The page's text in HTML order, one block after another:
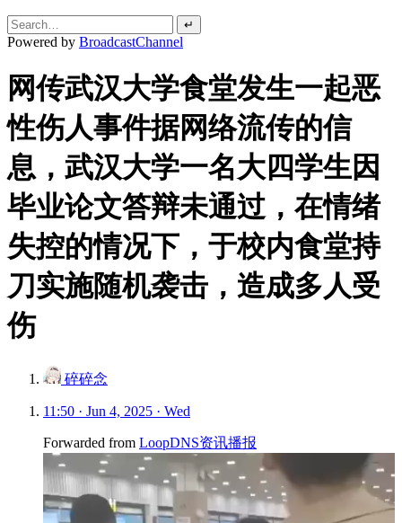
↵
Powered by BroadcastChannel
网传武汉大学食堂发生一起恶
性伤人事件据网络流传的信
息，武汉大学一名大四学生因
毕业论文答辩未通过，在情绪
失控的情况下，于校内食堂持
刀实施随机袭击，造成多人受
伤
碎碎念
11:50 · Jun 4, 2025 · Wed
Forwarded from LoopDNS资讯播报